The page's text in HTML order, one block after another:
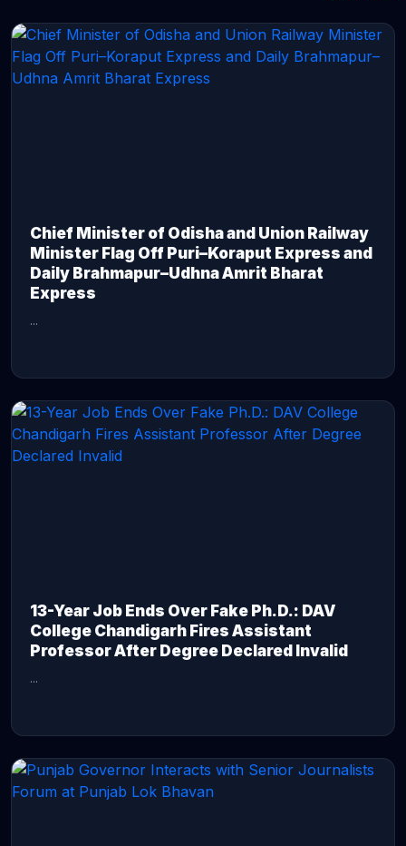
Chief Minister of Odisha and Union Railway
Minister Flag Off Puri–Koraput Express and
Daily Brahmapur–Udhna Amrit Bharat
Express
...
13-Year Job Ends Over Fake Ph.D.: DAV
College Chandigarh Fires Assistant
Professor After Degree Declared Invalid
...